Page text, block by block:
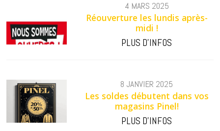
4 MARS 2025
Réouverture les lundis après-
midi !
PLUS D'INFOS
8 JANVIER 2025
Les soldes débutent dans vos
magasins Pinel!
PLUS D'INFOS